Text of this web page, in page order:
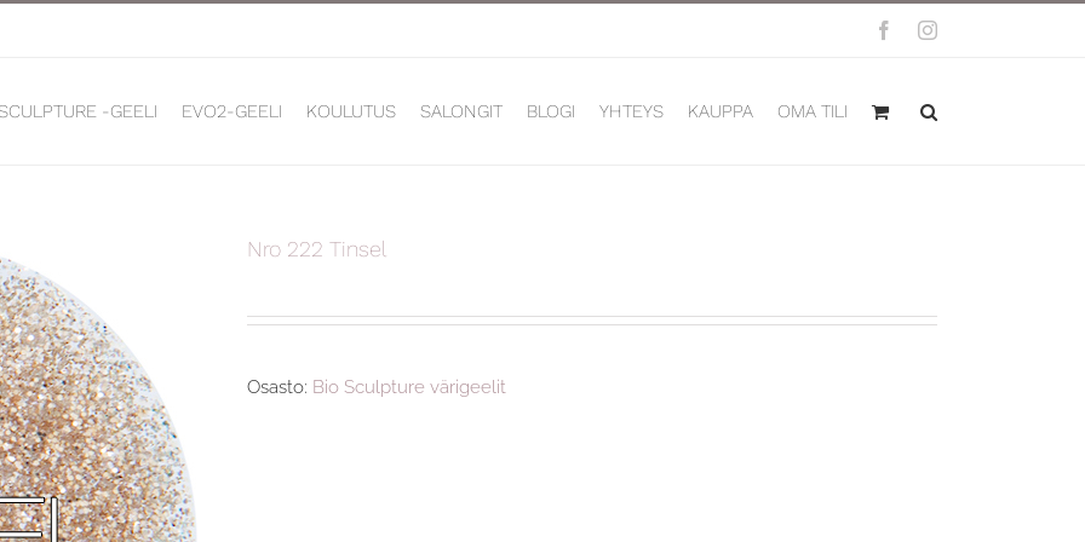
FacebookInstagram
-GEELI EVO2-GEELI KOULUTUS SALONGIT BLOGI YHTEYS KAUPPA OMA TILI
Nro 222 Tinsel
Osasto: Bio Sculpture värigeelit